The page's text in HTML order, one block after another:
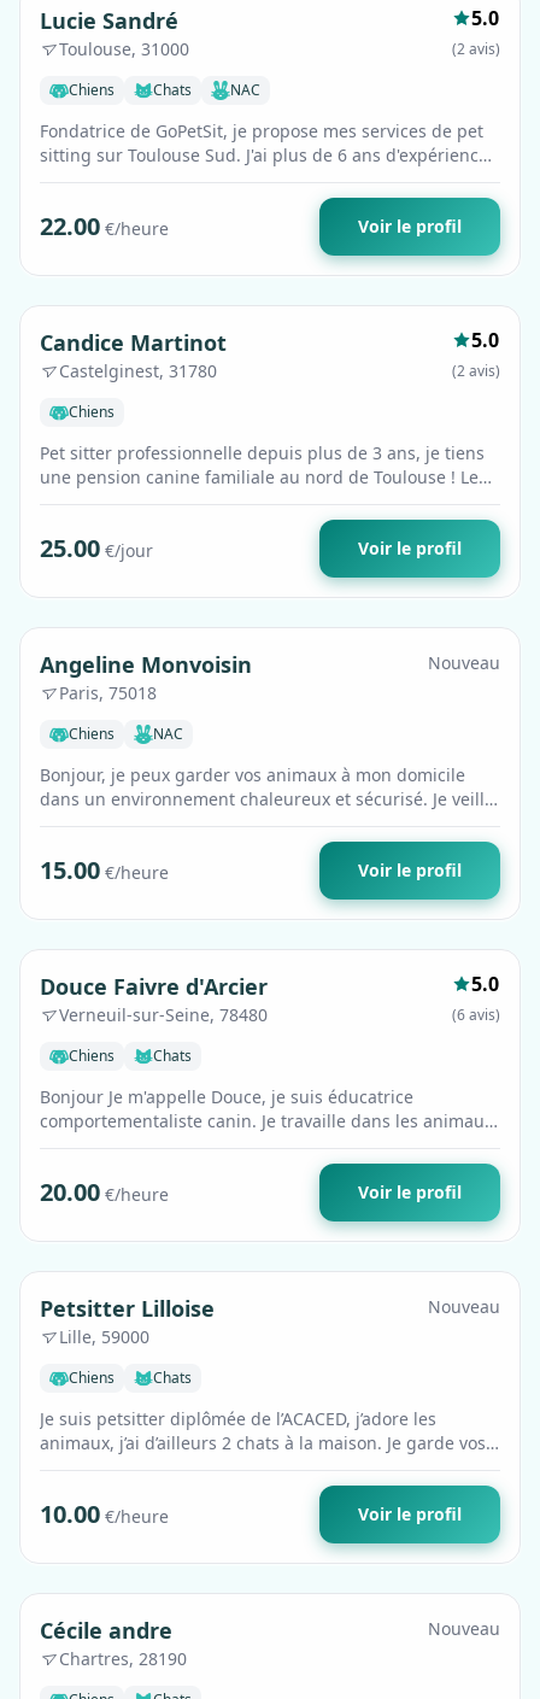
Premium
Lucie Sandré
Toulouse, 31000
5.0
(2 avis)
Chiens
Chats NAC
Fondatrice de GoPetSit, je propose mes services de pet
sitting sur Toulouse Sud. J'ai plus de 6 ans d'expérience
en garde d'animaux et je…
22.00 €/heure Voir le profil
Premium
Candice Martinot
Castelginest, 31780
5.0
(2 avis)
Chiens
Pet sitter professionnelle depuis plus de 3 ans, je tiens
une pension canine familiale au nord de Toulouse ! Le
tarif journalier est de 2…
25.00 €/jour Voir le profil
Premium
Angeline Monvoisin
Paris, 75018
Nouveau
Chiens NAC
Bonjour, je peux garder vos animaux à mon domicile
dans un environnement chaleureux et sécurisé. Je veille
à répondre à tous leurs besoins e…
15.00 €/heure Voir le profil
Premium
Douce Faivre d'Arcier
Verneuil-sur-Seine, 78480
5.0
(6 avis)
Chiens
Chats
Bonjour Je m'appelle Douce, je suis éducatrice
comportementaliste canin. Je travaille dans les animaux
depuis 4 ans, j'ai réalisé une prem…
20.00 €/heure Voir le profil
Premium
Petsitter Lilloise
Lille, 59000
Nouveau
Chiens Chats
Je suis petsitter diplômée de l’ACACED, j’adore les
animaux, j’ai d’ailleurs 2 chats à la maison. Je garde vos
chats et/ou chiens à votre …
10.00 €/heure Voir le profil
Premium
Cécile andre
Chartres, 28190
Nouveau